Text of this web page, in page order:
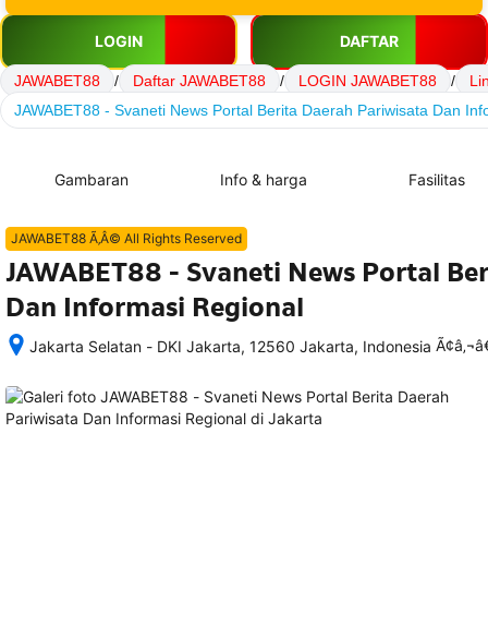
LOGIN DAFTAR
JAWABET88 / Daftar JAWABET88 / LOGIN JAWABET88 /
JAWABET88 - Svaneti News Portal Berita Daerah Pariwisata Dan
Gambaran Info & harga Fasilitas
JAWABET88 Ã‚Â© All Rights Reserved
JAWABET88 - Svaneti News Portal
Dan Informasi Regional
Jakarta Selatan - DKI Jakarta, 12560 Jakarta, Indonesia
memesan,
semua